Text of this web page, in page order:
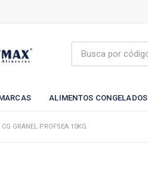
ALIMENTOS CONGELADOS
GRANEL PROFSEA 10KG